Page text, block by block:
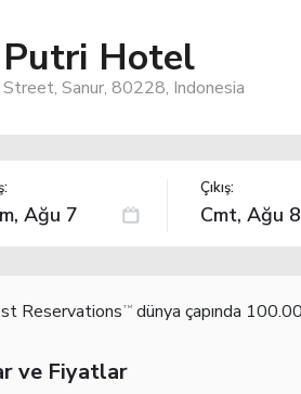
Hotel
Street, Sanur, 80228, Indonesia
Çıkış:
Reservations TM dünya çapında
ve Fiyatlar